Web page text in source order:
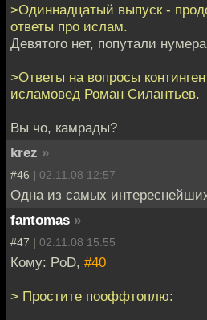
>Одиннадцатый выпуск -
ответы про ислам.
Девятого нет, попутали
>Ответы на вопросы
исламовед Роман Силантьев.
Вы чо, камрады?
krez »
#46 | 02.11.08 12:57
Одна из самых
fantomas »
#47 | 02.11.08 15:55
Кому: PoD, #40
> Простите пооффтоплю: